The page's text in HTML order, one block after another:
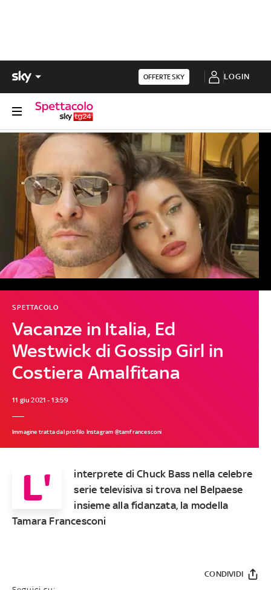
OFFERTE SKY LOGIN
Vacanze in Italia, Ed
Westwick di Gossip Girl in
Costiera Amalfitana
SPETTACOLO
11 giu 2021 - 13:59
Immagine tratta dal profilo Instagram @tamfrancesconi
L'
interprete di Chuck Bass nella celebre
serie televisiva si trova nel Belpaese
insieme alla fidanzata, la modella
Tamara Francesconi
CONDIVIDI